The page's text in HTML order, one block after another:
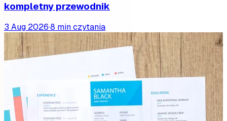
kompletny przewodnik
3 Aug 2026·8 min czytania